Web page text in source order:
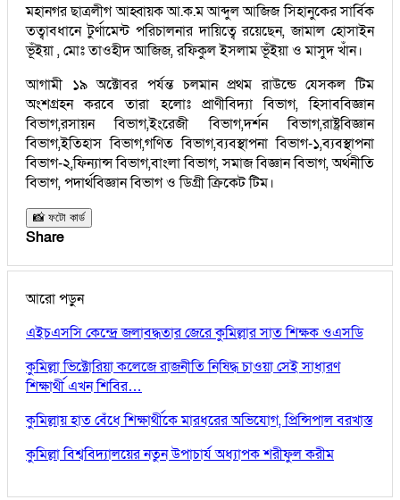
মহানগর ছাত্রলীগ আহ্বায়ক আ.ক.ম আব্দুল আজিজ সিহানুকের সার্বিক
তত্বাবধানে টুর্ণামেন্ট পরিচালনার দায়িত্বে রয়েছেন, জামাল হোসাইন
ভূঁইয়া , মোঃ তাওহীদ আজিজ, রফিকুল ইসলাম ভূঁইয়া ও মাসুদ খাঁন।
আগামী ১৯ অক্টোবর পর্যন্ত চলমান প্রথম রাউন্ডে যেসকল টিম
অংশগ্রহন করবে তারা হলোঃ প্রাণীবিদ্যা বিভাগ, হিসাববিজ্ঞান
বিভাগ,রসায়ন বিভাগ,ইংরেজী বিভাগ,দর্শন বিভাগ,রাষ্ট্রবিজ্ঞান
বিভাগ,ইতিহাস বিভাগ,গণিত বিভাগ,ব্যবস্থাপনা বিভাগ-১,ব্যবস্থাপনা
বিভাগ-২,ফিন্যান্স বিভাগ,বাংলা বিভাগ, সমাজ বিজ্ঞান বিভাগ, অর্থনীতি
বিভাগ, পদার্থবিজ্ঞান বিভাগ ও ডিগ্রী ক্রিকেট টিম।
📸 ফটো কার্ড
Share
আরো পড়ুন
এইচএসসি কেন্দ্রে জলাবদ্ধতার জেরে কুমিল্লার সাত শিক্ষক ওএসডি
কুমিল্লা ভিক্টোরিয়া কলেজে রাজনীতি নিষিদ্ধ চাওয়া সেই সাধারণ
শিক্ষার্থী এখন শিবির…
কুমিল্লায় হাত বেঁধে শিক্ষার্থীকে মারধরের অভিযোগ, প্রিন্সিপাল বরখাস্ত
কুমিল্লা বিশ্ববিদ্যালয়ের নতুন উপাচার্য অধ্যাপক শরীফুল করীম